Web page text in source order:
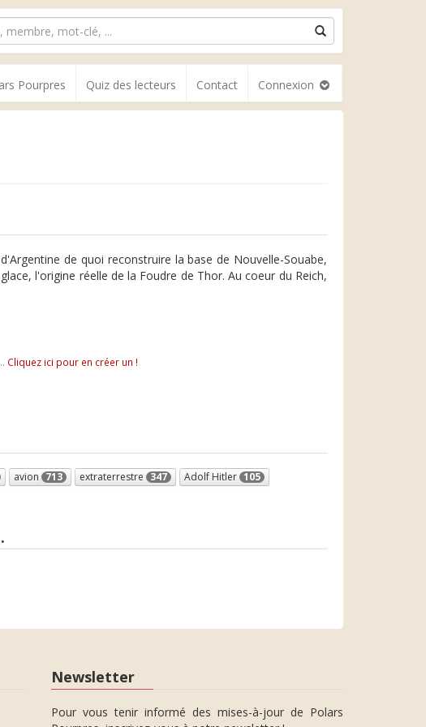
Pourpres Quiz des lecteurs Contact Connexion
de quoi reconstruire la base de Nouvelle-Souabe,
l'origine réelle de la Foudre de Thor. Au coeur du Reich,
Cliquez ici pour en créer un !
avion 713 extraterrestre 347 Adolf Hitler 105
Newsletter
Pour vous tenir informé des mises-à-jour de Polars